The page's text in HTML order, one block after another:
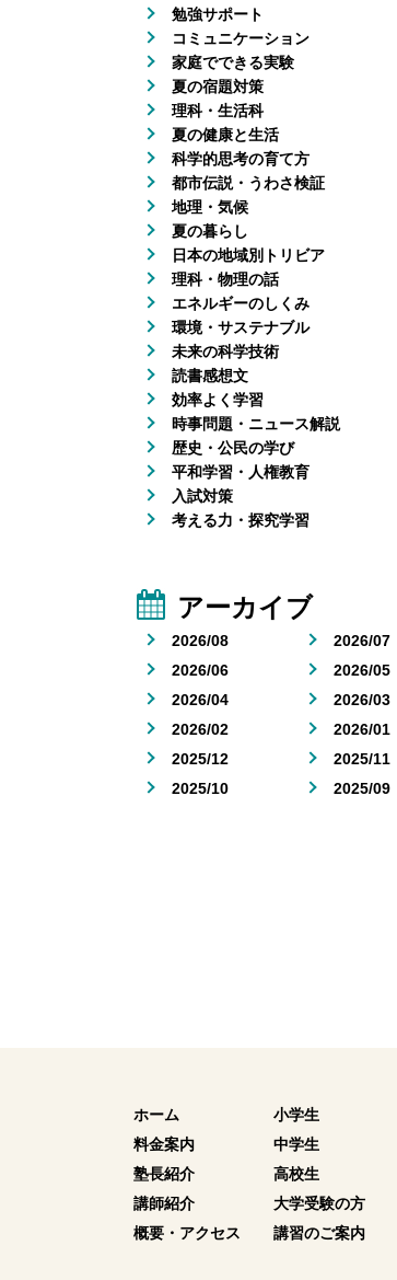
勉強サポート
コミュニケーション
家庭でできる実験
夏の宿題対策
理科・生活科
夏の健康と生活
科学的思考の育て方
都市伝説・うわさ検証
地理・気候
夏の暮らし
日本の地域別トリビア
理科・物理の話
エネルギーのしくみ
環境・サステナブル
未来の科学技術
読書感想文
効率よく学習
時事問題・ニュース解説
歴史・公民の学び
平和学習・人権教育
入試対策
考える力・探究学習
アーカイブ
2026/08
2026/07
2026/06
2026/05
2026/04
2026/03
2026/02
2026/01
2025/12
2025/11
2025/10
2025/09
ホーム
料金案内
塾長紹介
講師紹介
概要・アクセス
小学生
中学生
高校生
大学受験の方
講習のご案内